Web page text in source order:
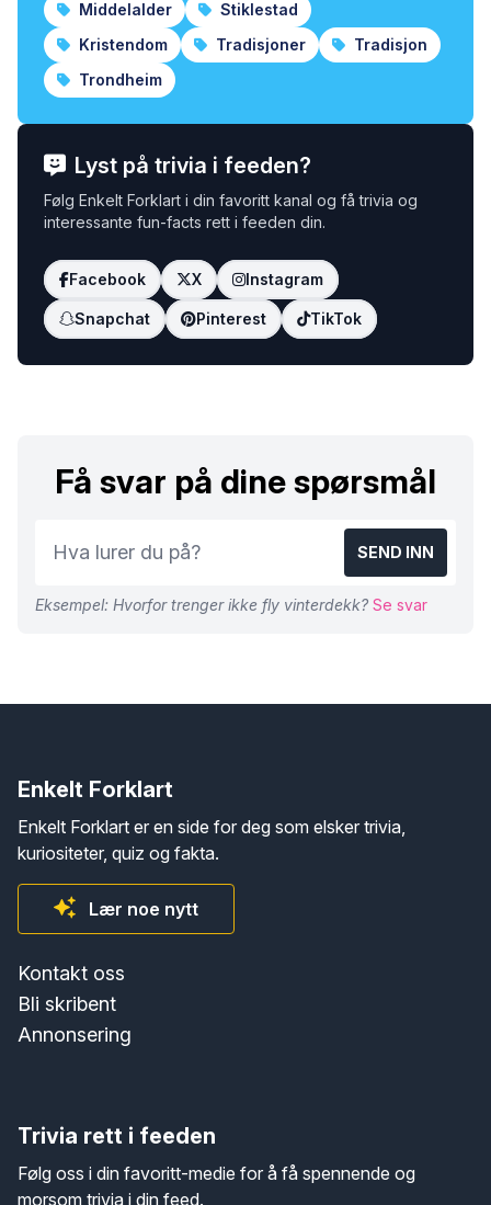
Middelalder
Stiklestad
Kristendom
Tradisjoner
Tradisjon
Trondheim
Lyst på trivia i feeden?
Følg Enkelt Forklart i din favoritt kanal og få trivia og
interessante fun-facts rett i feeden din.
Facebook X Instagram
Snapchat Pinterest TikTok
Få svar på dine spørsmål
SEND INN
Eksempel: Hvorfor trenger ikke fly vinterdekk? Se svar
Enkelt Forklart
Enkelt Forklart er en side for deg som elsker trivia,
kuriositeter, quiz og fakta.
Lær noe nytt
Kontakt oss
Bli skribent
Annonsering
Trivia rett i feeden
Følg oss i din favoritt-medie for å få spennende og
morsom trivia i din feed.